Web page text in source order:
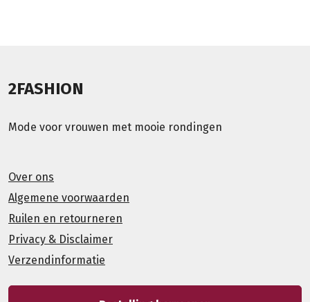
2FASHION
Mode voor vrouwen met mooie rondingen
Over ons
Algemene voorwaarden
Ruilen en retourneren
Privacy & Disclaimer
Verzendinformatie